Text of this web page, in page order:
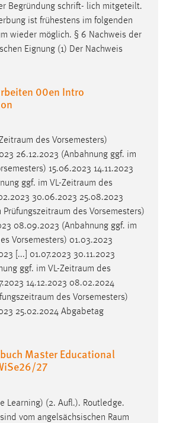
Begründung schrift- lich mitgeteilt.
ist frühestens im folgenden
wieder möglich. § 6 Nachweis der
Eignung (1) Der Nachweis
00en Intro
des Vorsemesters)
26.12.2023 (Anbahnung ggf. im
15.06.2023 14.11.2023
ggf. im VL-Zeitraum des
30.06.2023 25.08.2023
Prüfungszeitraum des Vorsemesters)
08.09.2023 (Anbahnung ggf. im
Vorsemesters) 01.03.2023
[...] 01.07.2023 30.11.2023
ggf. im VL-Zeitraum des
14.12.2023 08.02.2024
des Vorsemesters)
25.02.2024 Abgabetag
Master Educational
27
Learning) (2. Aufl.). Routledge.
vom angelsächsischen Raum
5e9dbeb1811c0446
die Chatfunktion nutzen zu können.
mibew-chat-frame-style-
= Sitzungslaufzeit, mibew_locale = 3
= 1 Jahr
be_lastLoginProvider
notwendig um sich an der Website